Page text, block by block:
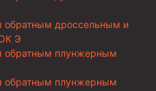
обратным дроссельным и
Э
обратным плунжерным
обратным плунжерным